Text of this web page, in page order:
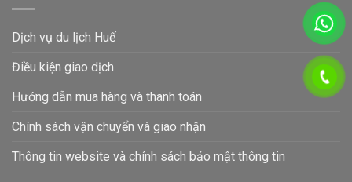
Dịch vụ du lịch Huế
Điều kiện giao dịch
Hướng dẫn mua hàng và thanh toán
Chính sách vận chuyển và giao nhận
Thông tin website và chính sách bảo mật thông tin